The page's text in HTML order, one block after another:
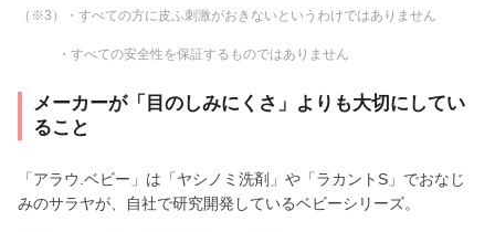
（※3）・すべての方に皮ふ刺激がおきないというわけではありません
・すべての安全性を保証するものではありません
メーカーが「目のしみにくさ」よりも大切にしてい
ること
「アラウ.ベビー」は「ヤシノミ洗剤」や「ラカントS」でおなじ
みのサラヤが、自社で研究開発しているベビーシリーズ。